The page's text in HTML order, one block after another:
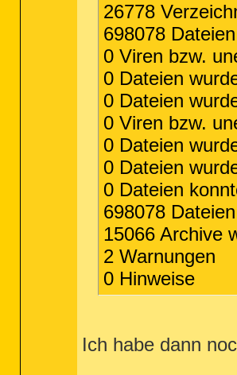
26778
698078
0 Viren bzw.
0 Dateien
0 Dateien
0 Viren bzw.
0 Dateien
0 Dateien
0 Dateien
698078
15066 Archive
2 Warnungen
0 Hinweise
Ich habe dann